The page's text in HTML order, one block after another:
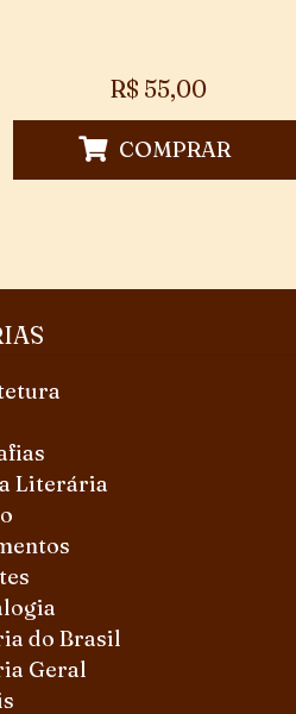
R$ 55,00
COMPRAR
Literária
do Brasil
Geral